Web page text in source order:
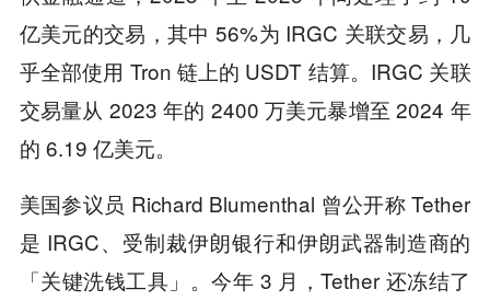
亿美元的交易，其中 56%为 IRGC 关联交易，几
乎全部使用 Tron 链上的 USDT 结算。IRGC 关联
交易量从 2023 年的 2400 万美元暴增至 2024 年
的 6.19 亿美元。
美国参议员 Richard Blumenthal 曾公开称 Tether
是 IRGC、受制裁伊朗银行和伊朗武器制造商的
「关键洗钱工具」。今年 3 月，Tether 还冻结了